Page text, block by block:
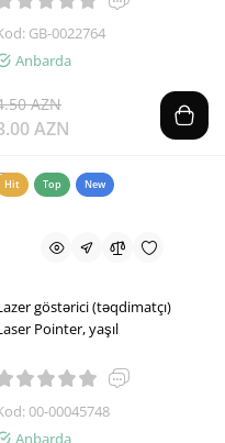
GB-0022764
Anbarda
AZN
AZN
Hit Top New
göstərici (təqdimatçı)
Pointer, yaşıl
00-00045748
Anbarda